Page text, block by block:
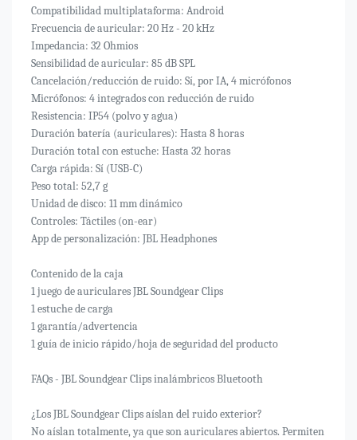
Compatibilidad multiplataforma: Android
Frecuencia de auricular: 20 Hz - 20 kHz
Impedancia: 32 Ohmios
Sensibilidad de auricular: 85 dB SPL
Cancelación/reducción de ruido: Sí, por IA, 4 micrófonos
Micrófonos: 4 integrados con reducción de ruido
Resistencia: IP54 (polvo y agua)
Duración batería (auriculares): Hasta 8 horas
Duración total con estuche: Hasta 32 horas
Carga rápida: Sí (USB-C)
Peso total: 52,7 g
Unidad de disco: 11 mm dinámico
Controles: Táctiles (on-ear)
App de personalización: JBL Headphones
Contenido de la caja
1 juego de auriculares JBL Soundgear Clips
1 estuche de carga
1 garantía/advertencia
1 guía de inicio rápido/hoja de seguridad del producto
FAQs - JBL Soundgear Clips inalámbricos Bluetooth
¿Los JBL Soundgear Clips aíslan del ruido exterior?
No aíslan totalmente, ya que son auriculares abiertos. Permiten